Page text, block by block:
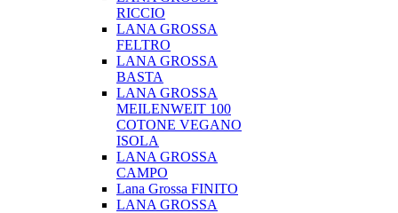
RICCIO
LANA GROSSA
FELTRO
LANA GROSSA
BASTA
LANA GROSSA
MEILENWEIT 100
COTONE VEGANO
ISOLA
LANA GROSSA
CAMPO
Lana Grossa FINITO
LANA GROSSA